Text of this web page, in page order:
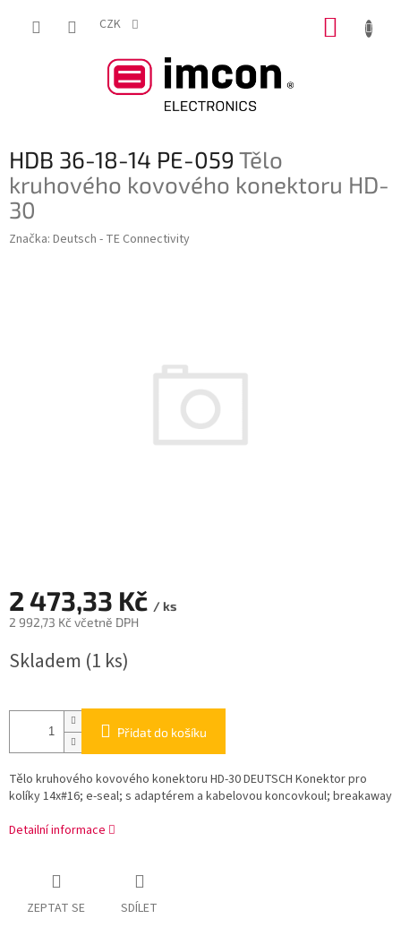
CZK
HDB 36-18-14 PE-059 Tělo
kruhového kovového konektoru HD-
30
Značka: Deutsch - TE Connectivity
2 473,33 Kč / ks
2 992,73 Kč včetně DPH
cena:
Skladem (1 ks)
Přidat do košíku
Tělo kruhového kovového konektoru HD-30 DEUTSCH Konektor pro
kolíky 14x#16; e-seal; s adaptérem a kabelovou koncovkoul; breakaway
Detailní informace
ZEPTAT SE SDÍLET